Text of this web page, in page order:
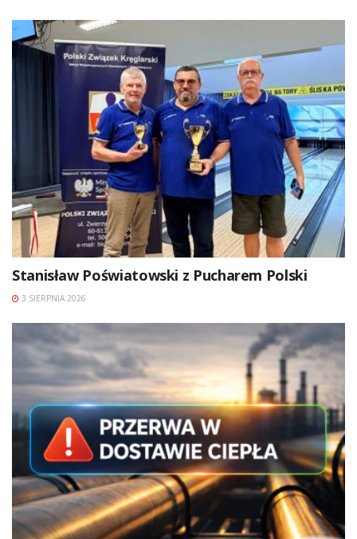
Stanisław Poświatowski z Pucharem Polski
3 SIERPNIA 2026